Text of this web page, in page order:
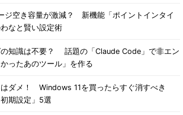
ジ空き容量が激減？ 新機能「ポイントインタイ
なと賢い設定術
の知識は不要？ 話題の「Claude Code」で非エン
ったあのツール」を作る
ダメ！ Windows 11を買ったらすぐ消すべき
初期設定」5選